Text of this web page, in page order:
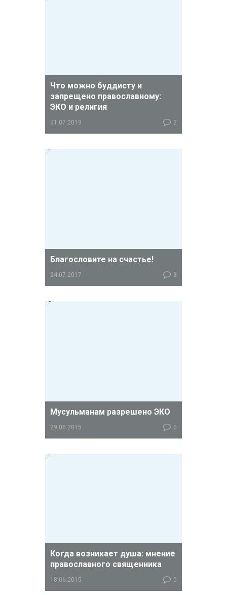
Что можно буддисту и
запрещено православному:
ЭКО и религия
31.07.2019 2
требований с медицинскими
Благословите на счастье!
24.07.2017 3
просили благословение на ЭКО в
Мусульманам разрешено ЭКО
29.06.2015 0
сообщение для мусульман,
Когда возникает душа: мнение
православного священника
18.06.2015 0